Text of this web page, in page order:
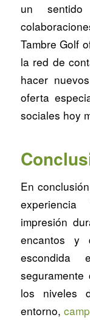
un
Tambre Golf
la red de
hacer
oferta
sociales hoy
En
impresión
encantos y
los niveles
entorno,